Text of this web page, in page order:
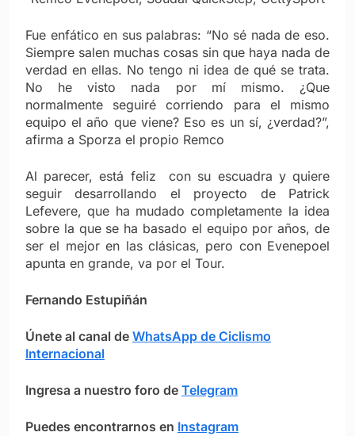
Fue enfático en sus palabras: “No sé nada de eso.
Siempre salen muchas cosas sin que haya nada de
verdad en ellas. No tengo ni idea de qué se trata.
No he visto nada por mí mismo. ¿Que
normalmente seguiré corriendo para el mismo
equipo el año que viene? Eso es un sí, ¿verdad?”,
afirma a Sporza el propio Remco
Al parecer, está feliz con su escuadra y quiere
seguir desarrollando el proyecto de Patrick
Lefevere, que ha mudado completamente la idea
sobre la que se ha basado el equipo por años, de
ser el mejor en las clásicas, pero con Evenepoel
apunta en grande, va por el Tour.
Fernando Estupiñán
Únete al canal de WhatsApp de Ciclismo
Internacional
Ingresa a nuestro foro de Telegram
Puedes encontrarnos en Instagram